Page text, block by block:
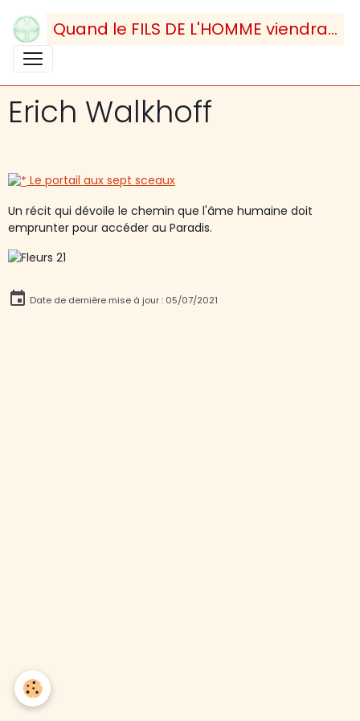
Quand le FILS DE L'HOMME viendra...
Erich Walkhoff
Le portail aux sept sceaux
Un récit qui dévoile le chemin que l'âme humaine doit
emprunter pour accéder au Paradis.
Date de dernière mise à jour : 05/07/2021